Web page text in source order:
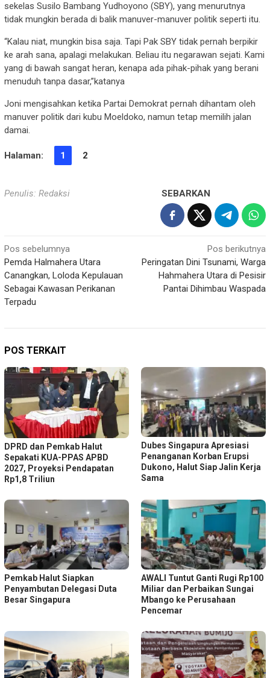
sekelas Susilo Bambang Yudhoyono (SBY), yang menurutnya
tidak mungkin berada di balik manuver-manuver politik seperti itu.
“Kalau niat, mungkin bisa saja. Tapi Pak SBY tidak pernah berpikir
ke arah sana, apalagi melakukan. Beliau itu negarawan sejati. Kami
yang di bawah sangat heran, kenapa ada pihak-pihak yang berani
menuduh tanpa dasar,”katanya
Joni mengisahkan ketika Partai Demokrat pernah dihantam oleh
manuver politik dari kubu Moeldoko, namun tetap memilih jalan
damai.
Halaman: 1 2
Penulis: Redaksi SEBARKAN
Navigasi
pos
Pos sebelumnya
Pemda Halmahera Utara
Canangkan, Loloda Kepulauan
Sebagai Kawasan Perikanan
Terpadu
Pos berikutnya
Peringatan Dini Tsunami, Warga
Hahmahera Utara di Pesisir
Pantai Dihimbau Waspada
POS TERKAIT
DPRD dan Pemkab Halut
Sepakati KUA-PPAS APBD
2027, Proyeksi Pendapatan
Rp1,8 Triliun
Dubes Singapura Apresiasi
Penanganan Korban Erupsi
Dukono, Halut Siap Jalin Kerja
Sama
Pemkab Halut Siapkan
Penyambutan Delegasi Duta
Besar Singapura
AWALI Tuntut Ganti Rugi Rp100
Miliar dan Perbaikan Sungai
Mbango ke Perusahaan
Pencemar